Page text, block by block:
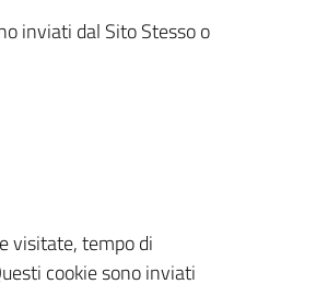
inviati dal Sito Stesso o
visitate, tempo di
cookie sono inviati